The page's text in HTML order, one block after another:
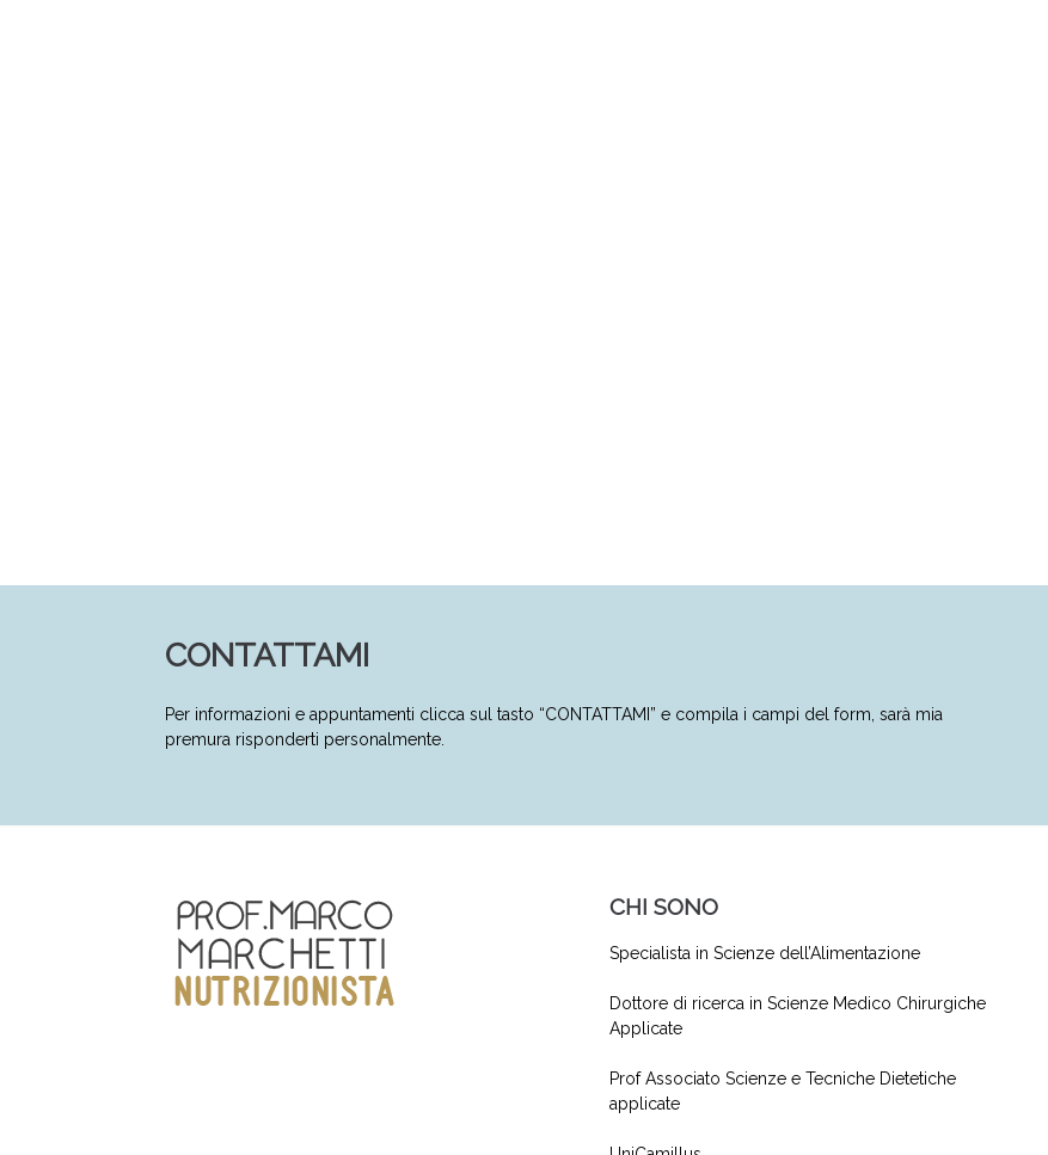
CONTATTAMI
Per informazioni e appuntamenti clicca sul tasto “CONTATTAMI” e compila i campi del form, sarà mia
premura risponderti personalmente.
CHI SONO
Specialista in Scienze dell’Alimentazione
Dottore di ricerca in Scienze Medico Chirurgiche
Applicate
Prof Associato Scienze e Tecniche Dietetiche
applicate